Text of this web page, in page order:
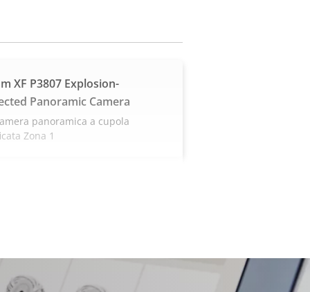
XF P3807 Explosion-
Panoramic Camera
panoramica a cupola
Zona 1